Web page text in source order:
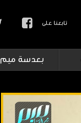
تابعنا على
بعدسة ميم